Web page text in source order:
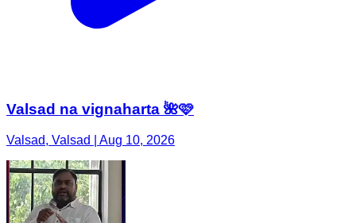
Valsad na vignaharta 🌺🩷
Valsad, Valsad | Aug 10, 2026